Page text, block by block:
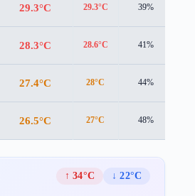
29.3°C 29.3°C 39%
28.3°C 28.6°C 41%
27.4°C 28°C 44%
26.5°C 27°C 48%
↑ 34°C
↓ 22°C